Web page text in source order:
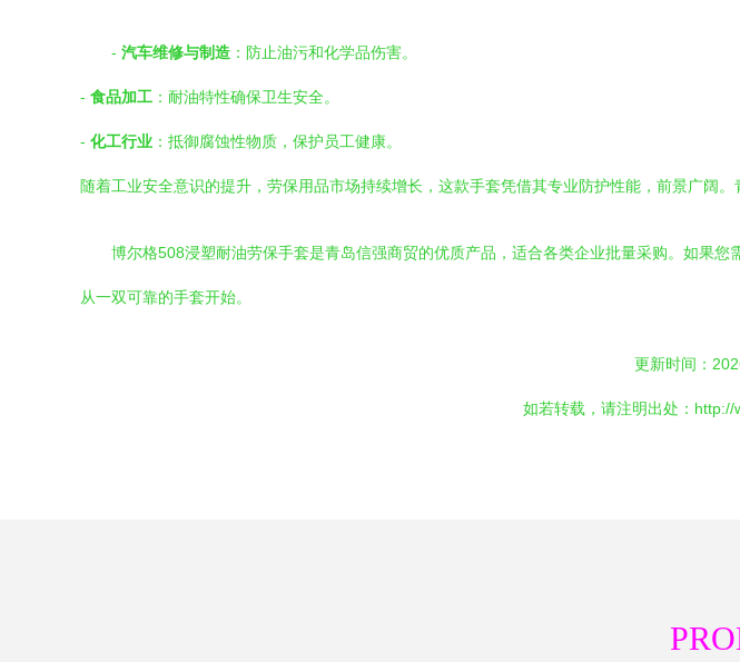
- 汽车维修与制造 ：防止油污和化学品伤害。
- 食品加工 ：耐油特性确保卫生安全。
- 化工行业 ：抵御腐蚀性物质，保护员工健康。
随着工业安全意识的提升，劳保用品市场持续增长，这款手套凭借其专业防护性能，前景广阔
博尔格508浸塑耐油劳保手套是青岛信强商贸的优质产品，适合各类企业批量采购。如果
从一双可靠的手套开始。
更新时间：
如若转载，请注明出处：